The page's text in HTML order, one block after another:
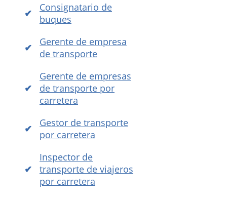
Consignatario de
buques
Gerente de empresa
de transporte
Gerente de empresas
de transporte por
carretera
Gestor de transporte
por carretera
Inspector de
transporte de viajeros
por carretera